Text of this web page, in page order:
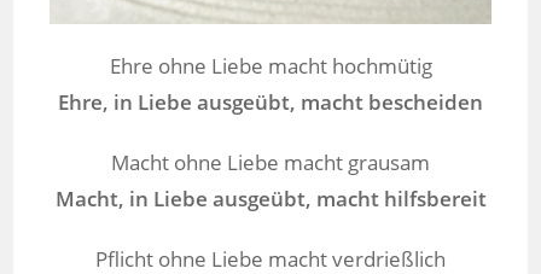
Ehre ohne Liebe macht hochmütig
Ehre, in Liebe ausgeübt, macht bescheiden
Macht ohne Liebe macht grausam
Macht, in Liebe ausgeübt, macht hilfsbereit
Pflicht ohne Liebe macht verdrießlich